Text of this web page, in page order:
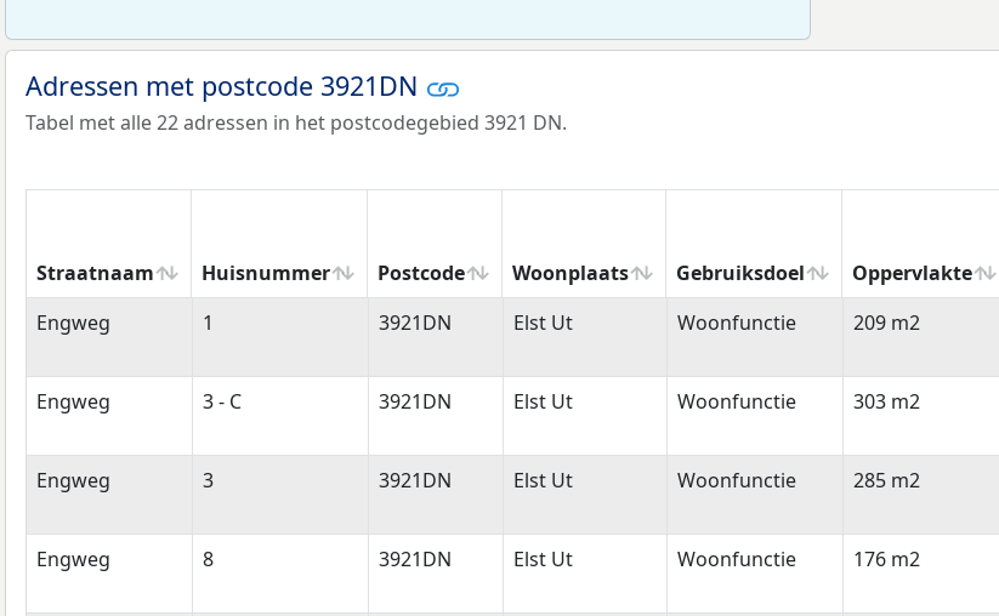
Adressen met postcode 3921DN
Tabel met alle 22 adressen in het postcodegebied 3921 DN.
Straatnaam Huisnummer Postcode Woonplaats Gebruiksdoel Oppervlakte
Straatnaam
Huisnummer Postcode Woonplaats Gebruiksdoel Oppervlakte
Engweg 1 3921DN Elst Ut Woonfunctie 209 m2
Engweg 3 - C 3921DN Elst Ut Woonfunctie 303 m2
Engweg 3 3921DN Elst Ut Woonfunctie 285 m2
Engweg 8 3921DN Elst Ut Woonfunctie 176 m2